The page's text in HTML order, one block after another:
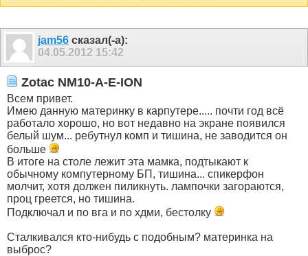
jam56 сказал(-а):
04.05.2012 15:42
Zotac NM10-A-E-ION
Всем привет.
Имею данную материнку в карпутере..... почти год всё
работало хорошо, но вот недавно на экране появился
белый шум... ребутнул комп и тишина, не заводится он
больше
В итоге на столе лежит эта мамка, подтыкают к
обычному компутерному БП, тишина... спикерфон
молчит, хотя должен пиликнуть. лампочки загораются,
проц греется, но тишина.
Подключал и по вга и по хдми, бестолку
Сталкивался кто-нибудь с подобным? материнка на
выброс?